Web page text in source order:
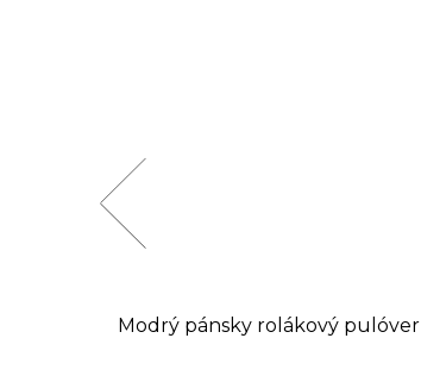
Modrý pánsky rolákový pulóver